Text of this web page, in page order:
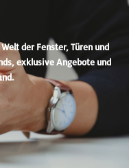
der Fenster, Türen und
exklusive Angebote und